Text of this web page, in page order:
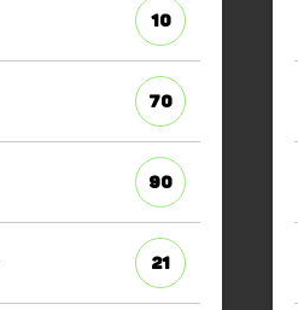
10
70
90
21